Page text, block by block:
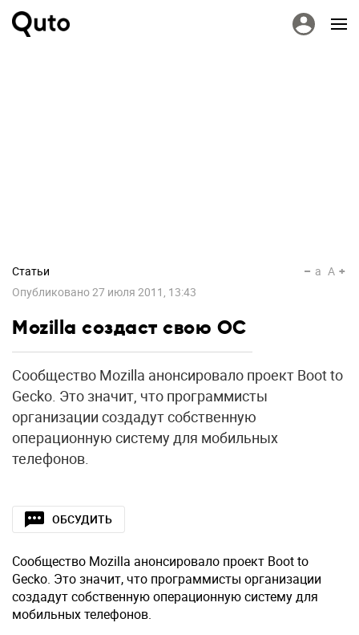
Статьи
Опубликовано27 июля 2011, 13:43
a A
Mozilla создаст свою ОС
Сообщество Mozilla анонсировало проект Boot to
Gecko. Это значит, что программисты
организации создадут собственную
операционную систему для мобильных
телефонов.
ОБСУДИТЬ
Сообщество Mozilla анонсировало проект Boot to
Gecko. Это значит, что программисты организации
создадут собственную операционную систему для
мобильных телефонов.